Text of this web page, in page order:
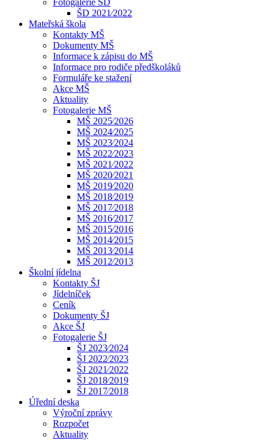
Fotogalerie ŠD
ŠD 2021⁄2022
Mateřská škola
Kontakty MŠ
Dokumenty MŠ
Informace k zápisu do MŠ
Informace pro rodiče předškoláků
Formuláře ke stažení
Akce MŠ
Aktuality
Fotogalerie MŠ
MŠ 2025⁄2026
MŠ 2024⁄2025
MŠ 2023⁄2024
MŠ 2022⁄2023
MŠ 2021⁄2022
MŠ 2020⁄2021
MŠ 2019⁄2020
MŠ 2018⁄2019
MŠ 2017⁄2018
MŠ 2016⁄2017
MŠ 2015⁄2016
MŠ 2014⁄2015
MŠ 2013⁄2014
MŠ 2012⁄2013
Školní jídelna
Kontakty ŠJ
Jídelníček
Ceník
Dokumenty ŠJ
Akce ŠJ
Fotogalerie ŠJ
ŠJ 2023⁄2024
ŠJ 2022⁄2023
ŠJ 2021⁄2022
ŠJ 2018⁄2019
ŠJ 2017⁄2018
Úřední deska
Výroční zprávy
Rozpočet
Aktuality